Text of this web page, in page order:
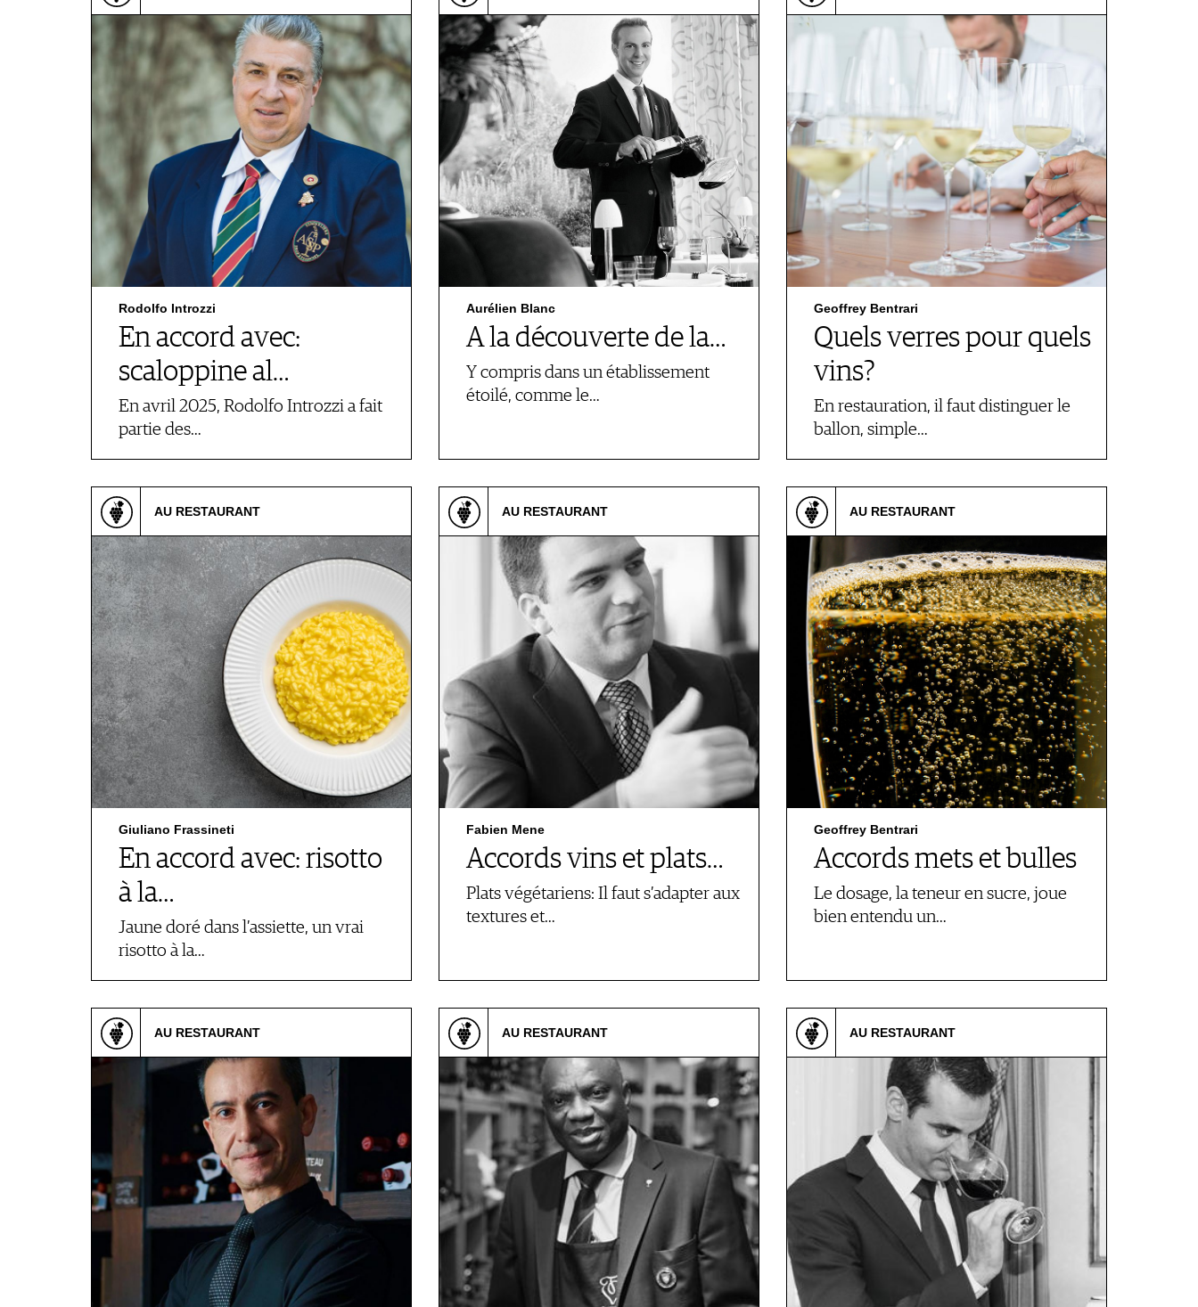
Rodolfo Introzzi
En accord avec:
scaloppine al…
En avril 2025, Rodolfo Introzzi a fait
partie des…
AU RESTAURANT
Giuliano Frassineti
En accord avec: risotto
à la…
Jaune doré dans l’assiette, un vrai
risotto à la…
AU RESTAURANT
Aurélien Blanc
A la découverte de la…
Y compris dans un établissement
étoilé, comme le…
AU RESTAURANT
Fabien Mene
Accords vins et plats…
Plats végétariens: Il faut s’adapter aux
textures et…
AU RESTAURANT
Geoffrey Bentrari
Quels verres pour quels
vins?
En restauration, il faut distinguer le
ballon, simple…
AU RESTAURANT
Geoffrey Bentrari
Accords mets et bulles
Le dosage, la teneur en sucre, joue
bien entendu un…
AU RESTAURANT